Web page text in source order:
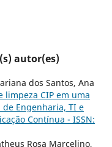
autor(es)
dos Santos, Ana
limpeza CIP em uma
de Engenharia, TI e
Contínua - ISSN:
Rosa Marcelino,